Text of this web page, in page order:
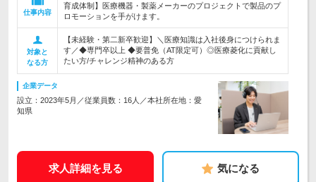
仕事内容
育成体制】医療機器・製薬メーカーのプロジェクトで製品のプ
ロモーションを手がけます。
対象と
なる方
【未経験・第二新卒歓迎】＼医療知識は入社後身につけられま
す／◆専門卒以上 ◆要普免（AT限定可）◎医療菱化に貢献し
たい方/チャレンジ精神のある方
企業データ
設立：2023年5月／従業員数：16人／本社所在地：愛
知県
求人詳細を見る 気になる